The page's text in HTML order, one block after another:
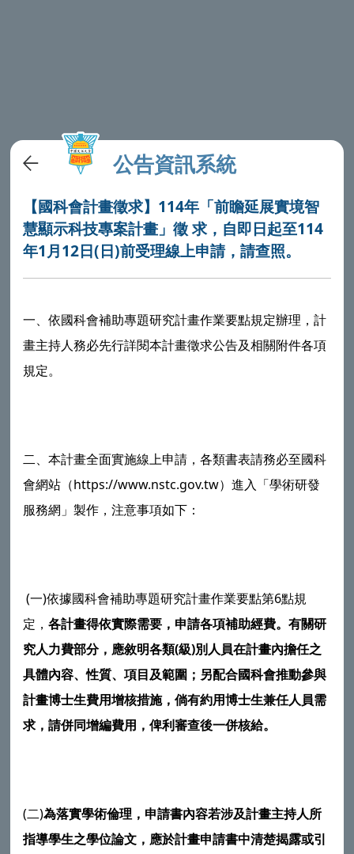
公告資訊系統
【國科會計畫徵求】114年「前瞻延展實境智
慧顯示科技專案計畫」徵 求，自即日起至114
年1月12日(日)前受理線上申請，請查照。
一、依國科會補助專題研究計畫作業要點規定辦理，計
畫主持人務必先行詳閱本計畫徵求公告及相關附件各項
規定。
二、本計畫全面實施線上申請，各類書表請務必至國科
會網站（https://www.nstc.gov.tw）進入「學術研發
服務網」製作，注意事項如下：
(一)依據國科會補助專題研究計畫作業要點第6點規
定，各計畫得依實際需要，申請各項補助經費。有關研
究人力費部分，應敘明各類(級)別人員在計畫內擔任之
具體內容、性質、項目及範圍；另配合國科會推動參與
計畫博士生費用增核措施，倘有約用博士生兼任人員需
求，請併同增編費用，俾利審查後一併核給。
(二)為落實學術倫理，申請書內容若涉及計畫主持人所
指導學生之學位論文，應於計畫申請書中清楚揭露或引